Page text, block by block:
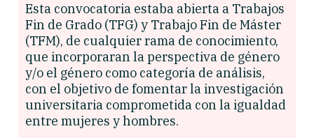
Esta convocatoria estaba abierta a Trabajos
Fin de Grado (TFG) y Trabajo Fin de Máster
(TFM), de cualquier rama de conocimiento,
que incorporaran la perspectiva de género
y/o el género como categoría de análisis,
con el objetivo de fomentar la investigación
universitaria comprometida con la igualdad
entre mujeres y hombres.